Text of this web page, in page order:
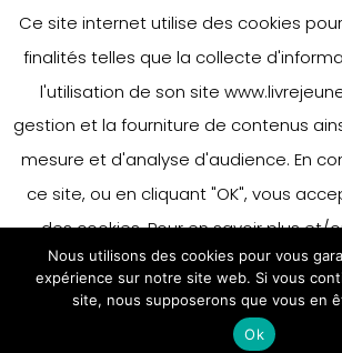
Ce site internet utilise des cookies
finalités telles que la collecte
l'utilisation de son site
gestion et la fourniture de contenus
mesure et d'analyse d'audience. En
ce site, ou en cliquant "OK", vous
des cookies. Pour en savoir plus et/
préférences en matière de cookies,
à notre politique sur les cookies.
En savoir plus
Nous utilisons des cookies pour vous
expérience sur notre site web. Si vous
site, nous supposerons que vous en
Ok